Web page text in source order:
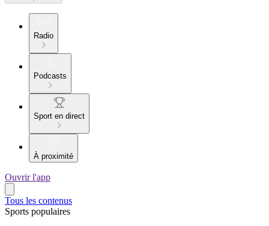
Radio
Podcasts
Sport en direct
À proximité
Ouvrir l'app
Tous les contenus
Sports populaires